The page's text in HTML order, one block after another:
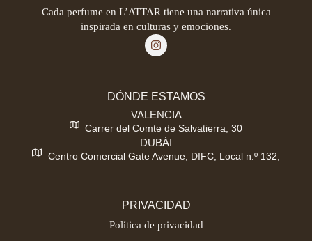
Cada perfume en L’ATTAR tiene una narrativa única
inspirada en culturas y emociones.
DÓNDE ESTAMOS
VALENCIA
Carrer del Comte de Salvatierra, 30
DUBÁI
Centro Comercial Gate Avenue, DIFC, Local n.º 132,
PRIVACIDAD
Política de privacidad